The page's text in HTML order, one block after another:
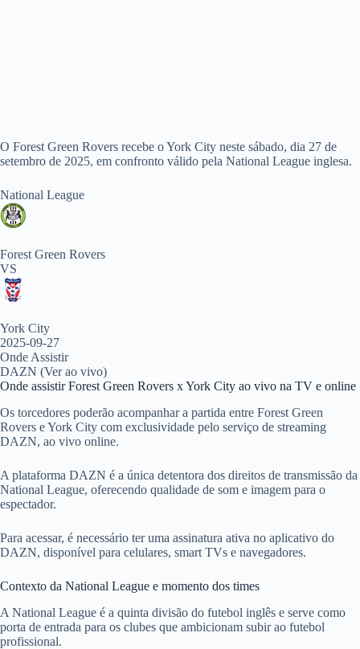
O Forest Green Rovers recebe o York City neste sábado, dia 27 de
setembro de 2025, em confronto válido pela National League inglesa.
National League
Forest Green Rovers
VS
York City
2025-09-27
Onde Assistir
DAZN (Ver ao vivo)
Onde assistir Forest Green Rovers x York City ao vivo na TV e online
Os torcedores poderão acompanhar a partida entre Forest Green
Rovers e York City com exclusividade pelo serviço de streaming
DAZN, ao vivo online.
A plataforma DAZN é a única detentora dos direitos de transmissão da
National League, oferecendo qualidade de som e imagem para o
espectador.
Para acessar, é necessário ter uma assinatura ativa no aplicativo do
DAZN, disponível para celulares, smart TVs e navegadores.
Contexto da National League e momento dos times
A National League é a quinta divisão do futebol inglês e serve como
porta de entrada para os clubes que ambicionam subir ao futebol
profissional.